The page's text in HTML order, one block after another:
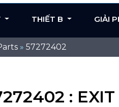
» 57272402
: EXIT
THIẾT B GIẢI